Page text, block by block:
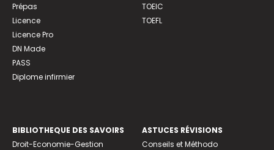
Prépas
Licence
Licence Pro
DN Made
PASS
Diplome infirmier
TOEIC
TOEFL
BIBLIOTHEQUE DES SAVOIRS
Droit-Economie-Gestion
ASTUCES RÉVISIONS
Conseils et Méthodo